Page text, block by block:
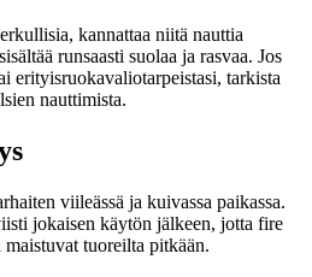
kannattaa niitä nauttia
runsaasti suolaa ja rasvaa. Jos
erityisruokavaliotarpeistasi, tarkista
nauttimista.
viileässä ja kuivassa paikassa.
jokaisen käytön jälkeen, jotta fire
tuoreilta pitkään.